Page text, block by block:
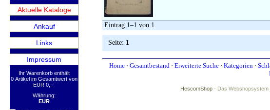
Aktuelle Kataloge
Ankauf
Links
Impressum
Ihr Warenkorb enthält
0 Artikel im Gesamtwert von
EUR 0,--
Währung:
EUR
Eintrag 1–1 von 1
Seite: 1
Home · Gesamtbestand · Erweiterte Suche · Kategorien ·
HescomShop - Das Webshopsystem